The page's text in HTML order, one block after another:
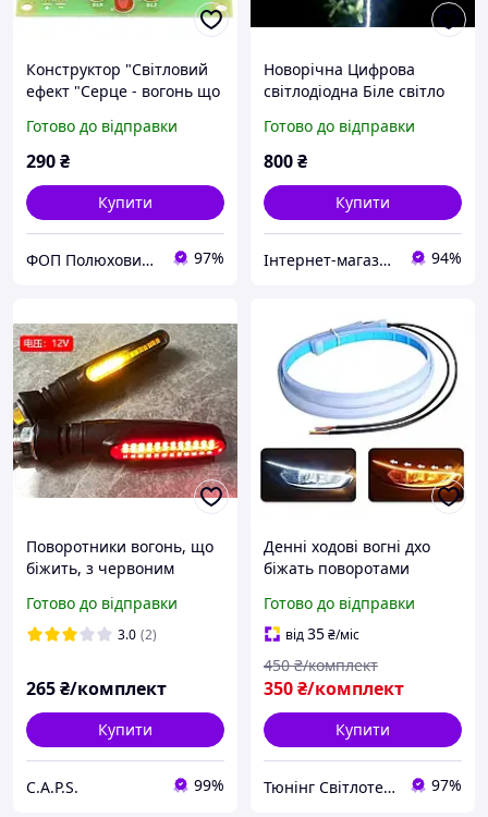
Конструктор "Світловий
ефект "Серце - вогонь що
Готово до відправки
290₴
Купити
ФОП Полюхович Л.Г. 97%
Новорічна Цифрова
світлодіодна Біле світло
Вогничі вогні, що біжить
хвиля, що біжить світло
Готово до відправки
800₴
Купити
Інтернет-магазин "Подарунок для всіх" 94%
Поворотники вогонь, що
біжить, з червоним
мопед, скутер,
квадроцикл LED
Готово до відправки
3.0 (2)
265₴/комплект
Купити
C.A.P.S. 99%
Денні ходові вогні дхо
біжать поворотами
для зовнішньої установки
на фари дені огні
Готово до відправки
від35₴/міс
350₴/комплект
450 ₴/комплект
Купити
Тюнінг Світлотехніка Інтернет-Магазин 97%